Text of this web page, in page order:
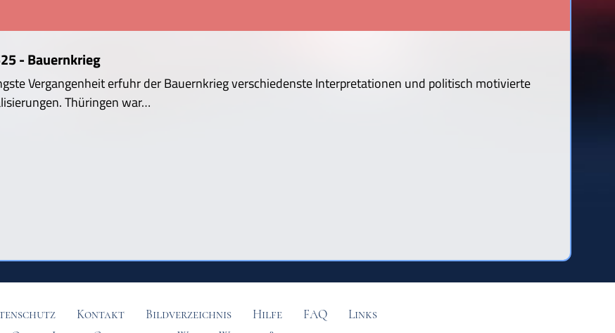
- Bauernkrieg
Vergangenheit erfuhr der Bauernkrieg verschiedenste Interpretationen und politisch motivierte
Thüringen war…
Kontakt Bildverzeichnis Hilfe FAQ
Links